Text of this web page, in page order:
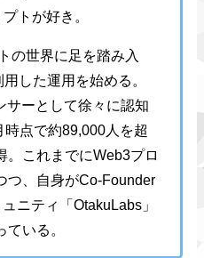
トが好き。
の世界に足を踏み入
した運用を始める。
サーとして徐々に認知
点で約89,000人を超
。これまでにWeb3プロ
つ、自身がCo-Founder
ニティ「OtakuLabs」
いる。